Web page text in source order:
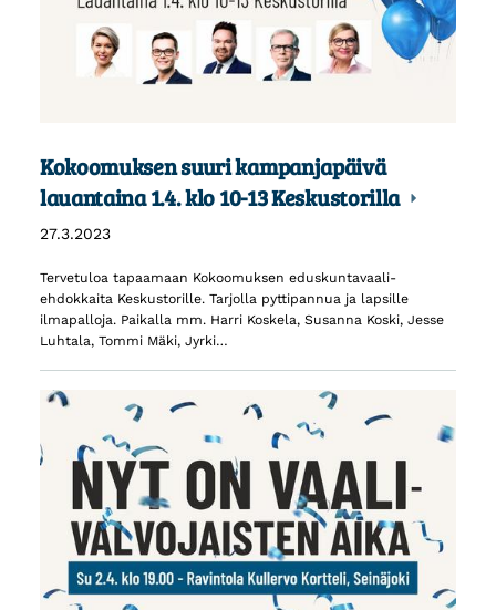
Kokoomuksen suuri kampanjapäivä
lauantaina 1.4. klo 10-13 Keskustorilla
27.3.2023
Tervetuloa tapaamaan Kokoomuksen eduskuntavaali-
ehdokkaita Keskustorille. Tarjolla pyttipannua ja lapsille
ilmapalloja. Paikalla mm. Harri Koskela, Susanna Koski, Jesse
Luhtala, Tommi Mäki, Jyrki…